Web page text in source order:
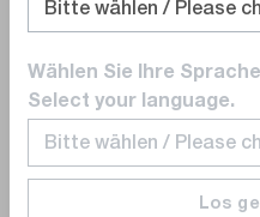
ZES Zimmer
LMG641-BAS
Precision Power
Touchdisplay, USB-A,
(1603.0003.02)
Wählen Sie Ihre
Select your language.
Los